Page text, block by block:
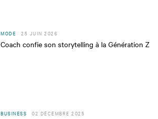
MODE 25 JUIN 2026
Coach confie son storytelling à la Génération Z
BUSINESS 02 DÉCEMBRE 2025